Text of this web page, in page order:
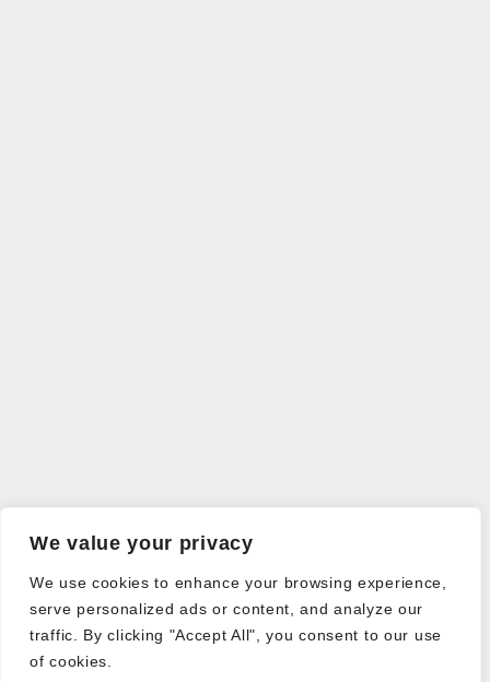
We value your privacy
We use cookies to enhance your browsing experience,
serve personalized ads or content, and analyze our
traffic. By clicking "Accept All", you consent to our use
of cookies.